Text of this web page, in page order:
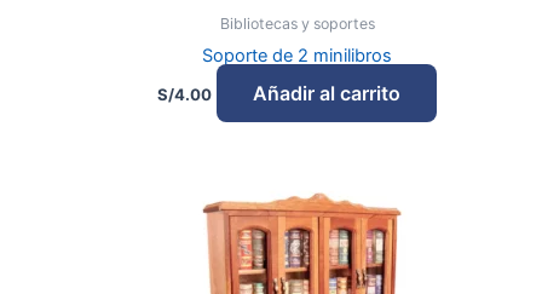
Bibliotecas y soportes
Soporte de 2 minilibros
S/4.00 Añadir al carrito